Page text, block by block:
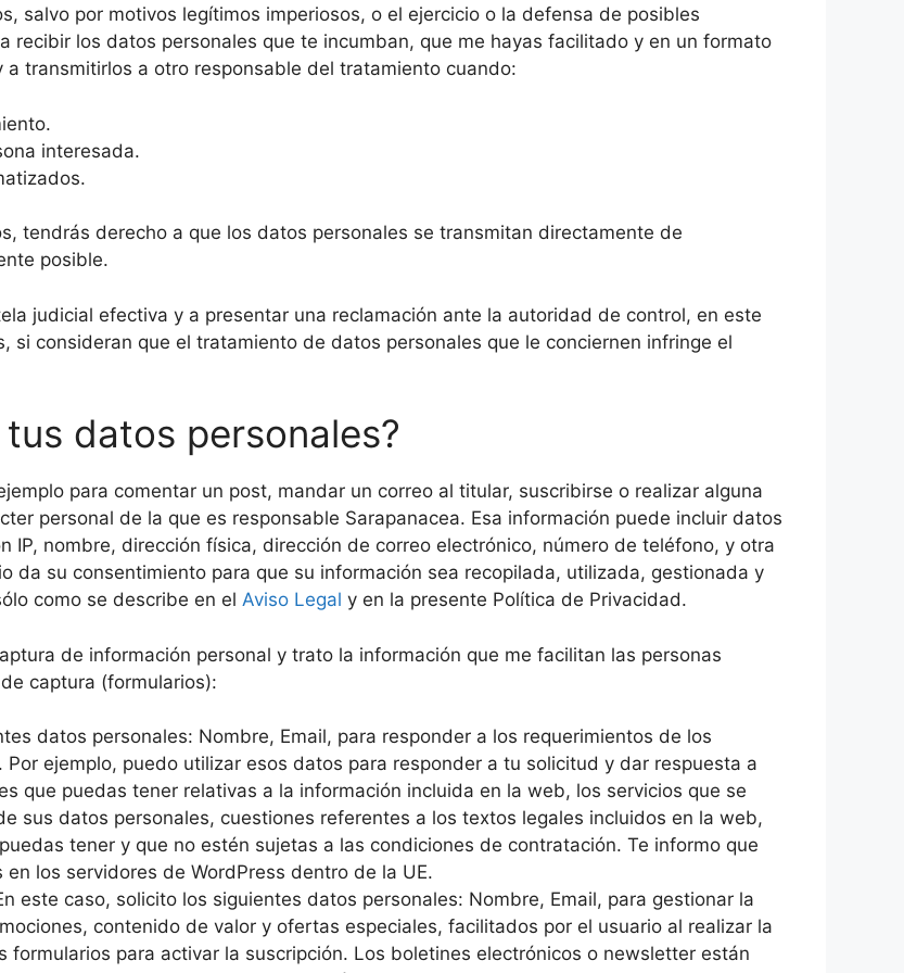
salvo por motivos legítimos imperiosos, o el ejercicio o la defensa de posibles
recibir los datos personales que te incumban, que me hayas facilitado y en un formato
transmitirlos a otro responsable del tratamiento cuando:
interesada.
tendrás derecho a que los datos personales se transmitan directamente de
posible.
judicial efectiva y a presentar una reclamación ante la autoridad de control, en este
si consideran que el tratamiento de datos personales que le conciernen infringe el
datos personales?
para comentar un post, mandar un correo al titular, suscribirse o realizar alguna
personal de la que es responsable Sarapanacea. Esa información puede incluir datos
IP, nombre, dirección física, dirección de correo electrónico, número de teléfono, y otra
da su consentimiento para que su información sea recopilada, utilizada, gestionada y
como se describe en el Aviso Legal y en la presente Política de Privacidad.
de información personal y trato la información que me facilitan las personas
captura (formularios):
datos personales: Nombre, Email, para responder a los requerimientos de los
ejemplo, puedo utilizar esos datos para responder a tu solicitud y dar respuesta a
que puedas tener relativas a la información incluida en la web, los servicios que se
sus datos personales, cuestiones referentes a los textos legales incluidos en la web,
tener y que no estén sujetas a las condiciones de contratación. Te informo que
los servidores de WordPress dentro de la UE.
este caso, solicito los siguientes datos personales: Nombre, Email, para gestionar la
contenido de valor y ofertas especiales, facilitados por el usuario al realizar la
formularios para activar la suscripción. Los boletines electrónicos o newsletter están